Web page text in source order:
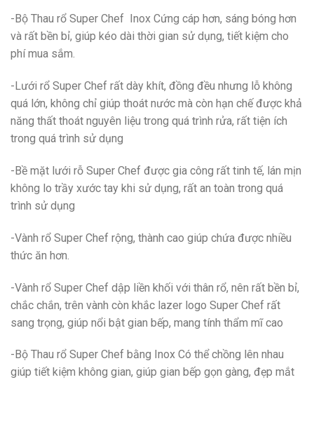
-Bộ Thau rổ Super Chef Inox Cứng cáp hơn, sáng bóng hơn
và rất bền bỉ, giúp kéo dài thời gian sử dụng, tiết kiệm cho
phí mua sắm.
-Lưới rổ Super Chef rất dày khít, đồng đều nhưng lỗ không
quá lớn, không chỉ giúp thoát nước mà còn hạn chế được khả
năng thất thoát nguyên liệu trong quá trình rửa, rất tiện ích
trong quá trình sử dụng
-Bề mặt lưới rỗ Super Chef được gia công rất tinh tế, lán mịn
không lo trầy xước tay khi sử dụng, rất an toàn trong quá
trình sử dụng
-Vành rổ Super Chef rộng, thành cao giúp chứa được nhiều
thức ăn hơn.
-Vành rổ Super Chef dập liền khối với thân rổ, nên rất bền bỉ,
chắc chắn, trên vành còn khắc lazer logo Super Chef rất
sang trọng, giúp nổi bật gian bếp, mang tính thẩm mĩ cao
-Bộ Thau rổ Super Chef bằng Inox Có thể chồng lên nhau
giúp tiết kiệm không gian, giúp gian bếp gọn gàng, đẹp mắt